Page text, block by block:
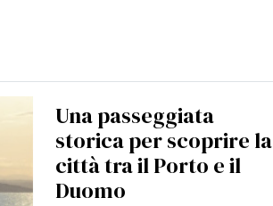
Una passeggiata
storica per scoprire la
città tra il Porto e il
Duomo